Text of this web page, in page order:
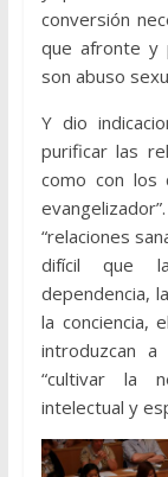
conversión
que afronte y
son abuso
Y dio
purificar las
como con los
“relaciones
difícil que
dependencia,
la conciencia,
introduzcan a
“cultivar la
intelectual y